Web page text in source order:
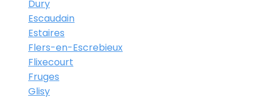
Dury
Escaudain
Estaires
Flers-en-Escrebieux
Flixecourt
Fruges
Glisy